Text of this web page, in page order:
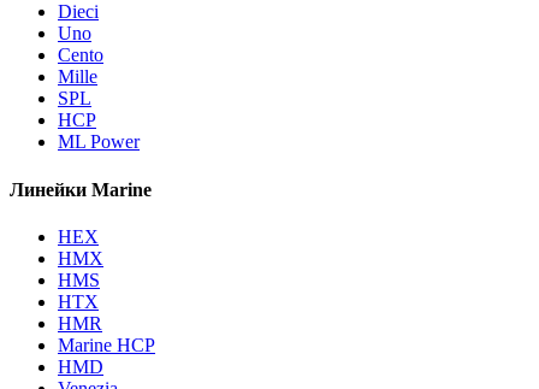
Dieci
Uno
Cento
Mille
SPL
HCP
ML Power
Линейки Marine
HEX
HMX
HMS
HTX
HMR
Marine HCP
HMD